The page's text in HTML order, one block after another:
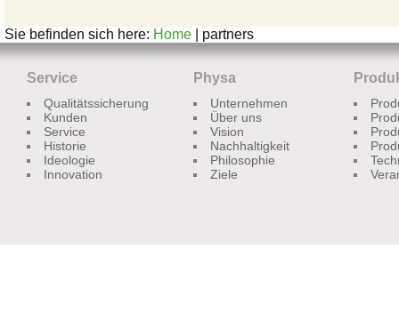
Sie befinden sich here: Home | partners
Service
Qualitätssicherung
Kunden
Service
Historie
Ideologie
Innovation
Physa
Unternehmen
Über uns
Vision
Nachhaltigkeit
Philosophie
Ziele